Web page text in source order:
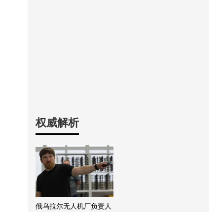
权威解析
俄乌拉尔无人机厂负责人